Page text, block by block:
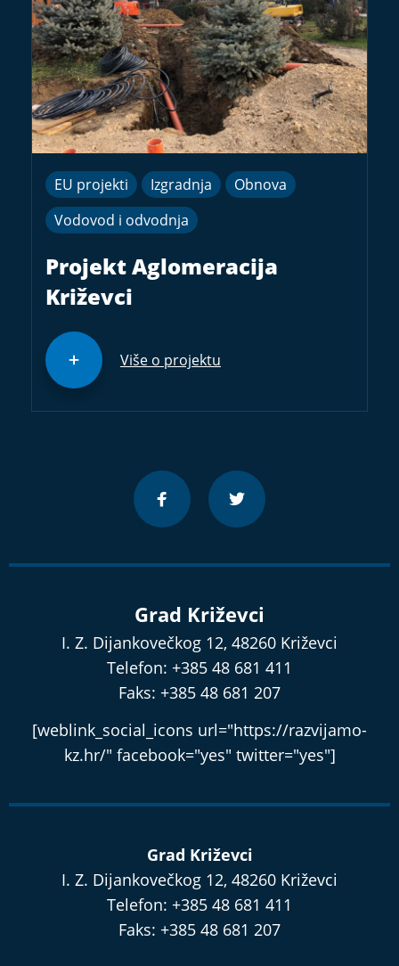
EU projekti Izgradnja
Obnova
Vodovod i odvodnja
Projekt Aglomeracija
Križevci
Više o projektu
Grad Križevci
I. Z. Dijankovečkog 12, 48260 Križevci
Telefon: +385 48 681 411
Faks: +385 48 681 207
[weblink_social_icons url="https://razvijamo-
kz.hr/" facebook="yes" twitter="yes"]
Grad Križevci
I. Z. Dijankovečkog 12, 48260 Križevci
Telefon: +385 48 681 411
Faks: +385 48 681 207